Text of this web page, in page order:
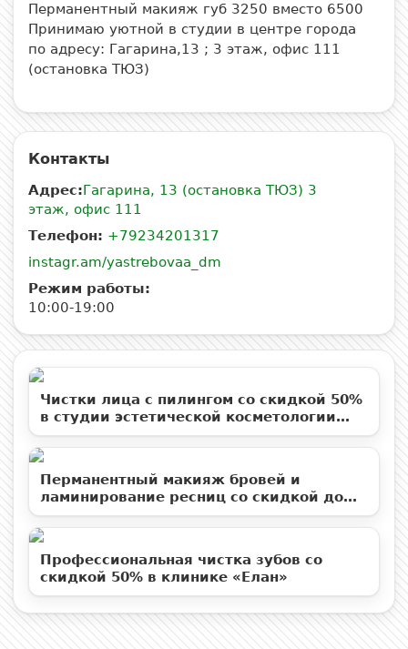
Перманентный макияж губ 3250 вместо 6500
Принимаю уютной в студии в центре города
по адресу: Гагарина,13 ; 3 этаж, офис 111
(остановка ТЮЗ)
Контакты
Адрес: Гагарина, 13 (остановка ТЮЗ) 3
этаж, офис 111
Телефон: +79234201317
instagr.am/yastrebovaa_dm
Режим работы:
10:00-19:00
Чистки лица с пилингом со скидкой 50%
в студии эстетической косметологии
«Территория ВуМен»
Перманентный макияж бровей и
ламинирование ресниц со скидкой до
50%
Профессиональная чистка зубов со
скидкой 50% в клинике «Елан»